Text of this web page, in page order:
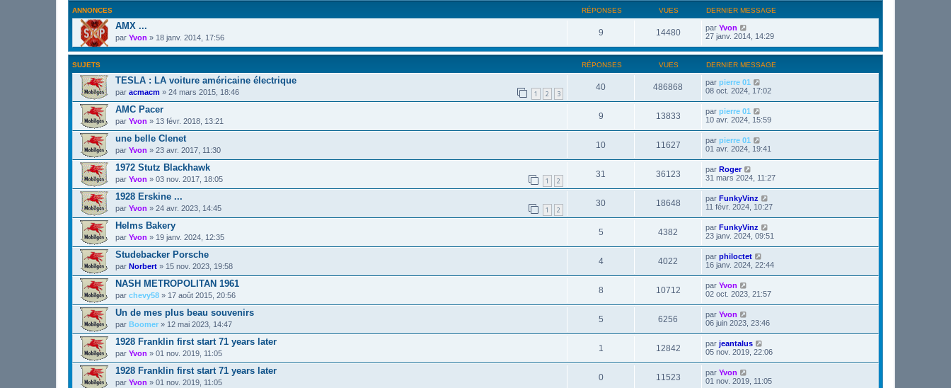
ANNONCES RÉPONSES VUES DERNIER MESSAGE
AMX ...
par Yvon » 18 janv. 2014, 17:56
9 14480 par Yvon
27 janv. 2014, 14:29
SUJETS RÉPONSES VUES DERNIER MESSAGE
TESLA : LA voiture américaine électrique
par acmacm » 24 mars 2015, 18:46 1 2 3
40 486868 par pierre 01
08 oct. 2024, 17:02
AMC Pacer
par Yvon » 13 févr. 2018, 13:21
9 13833 par pierre 01
10 avr. 2024, 15:59
une belle Clenet
par Yvon » 23 avr. 2017, 11:30
10 11627 par pierre 01
01 avr. 2024, 19:41
1972 Stutz Blackhawk
par Yvon » 03 nov. 2017, 18:05 1 2
31 36123 par Roger
31 mars 2024, 11:27
1928 Erskine ...
par Yvon » 24 avr. 2023, 14:45 1 2
30 18648 par FunkyVinz
11 févr. 2024, 10:27
Helms Bakery
par Yvon » 19 janv. 2024, 12:35
5 4382 par FunkyVinz
23 janv. 2024, 09:51
Studebacker Porsche
par Norbert » 15 nov. 2023, 19:58
4 4022 par philoctet
16 janv. 2024, 22:44
NASH METROPOLITAN 1961
par chevy58 » 17 août 2015, 20:56
8 10712 par Yvon
02 oct. 2023, 21:57
Un de mes plus beau souvenirs
par Boomer » 12 mai 2023, 14:47
5 6256 par Yvon
06 juin 2023, 23:46
1928 Franklin first start 71 years later
par Yvon » 01 nov. 2019, 11:05
1 12842 par jeantalus
05 nov. 2019, 22:06
1928 Franklin first start 71 years later
par Yvon » 01 nov. 2019, 11:05
0 11523 par Yvon
01 nov. 2019, 11:05